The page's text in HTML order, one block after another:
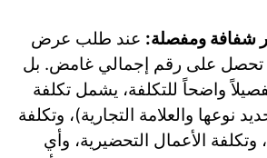
شفافة ومفصلة: عند طلب عرض
تحصل على رقم إجمالي غامض. بل
واضحاً للتكلفة، يشمل تكلفة
نوعها والعلامة التجارية)، وتكلفة
وتكلفة الأعمال التحضيرية، وأي